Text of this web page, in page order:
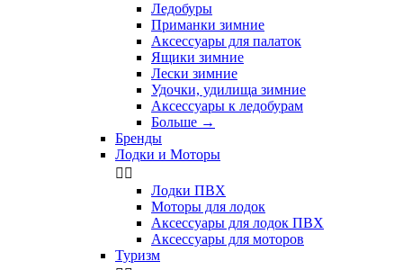
Ледобуры
Приманки зимние
Аксессуары для палаток
Ящики зимние
Лески зимние
Удочки, удилища зимние
Аксессуары к ледобурам
Больше →
Бренды
Лодки и Моторы
 
Лодки ПВХ
Моторы для лодок
Аксессуары для лодок ПВХ
Аксессуары для моторов
Туризм